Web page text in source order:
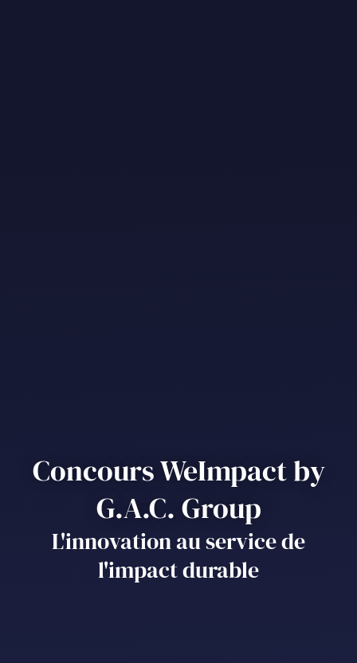
Concours WeImpact by
G.A.C. Group
L'innovation au service de
l'impact durable